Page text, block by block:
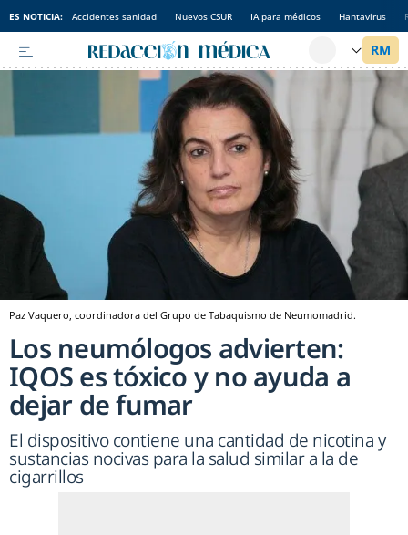
ES NOTICIA: Accidentes sanidad Nuevos CSUR IA para médicos Hantavirus
Paz Vaquero, coordinadora del Grupo de Tabaquismo de Neumomadrid.
Los neumólogos advierten:
IQOS es tóxico y no ayuda a
dejar de fumar
El dispositivo contiene una cantidad de nicotina y
sustancias nocivas para la salud similar a la de
cigarrillos